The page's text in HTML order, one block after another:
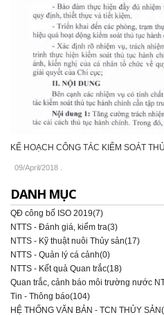
KẾ HOẠCH CÔNG TÁC KIỂM SOÁT
09/April/2018
DANH MỤC
QĐ công bố ISO 2019(7)
NTTS - Đánh giá, kiểm tra(3)
NTTS - Kỹ thuật nuôi Thủy sản(17)
NTTS - Quản lý cá cảnh(0)
NTTS - Kết quả Quan trắc(18)
Quan trắc, cảnh báo môi trường nước
Tin - Thông báo(104)
HỆ THỐNG VĂN BẢN - TCN THỦY